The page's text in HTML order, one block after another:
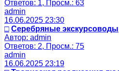
Ответов: 1, Просм.: 63
admin
16.06.2025 23:30
□ Серебряные экскурсоводы
Автор: admin
Ответов: 2, Просм.: 75
admin
16.06.2025 23:19